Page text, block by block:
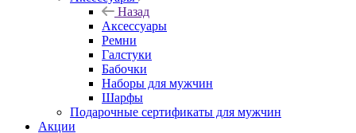
Назад
Аксессуары
Ремни
Галстуки
Бабочки
Наборы для мужчин
Шарфы
Подарочные сертификаты для мужчин
Акции